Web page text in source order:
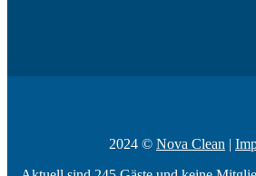
2024 © Nova Clean |